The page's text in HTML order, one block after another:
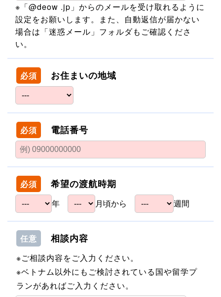
※「@deow .jp」からのメールを受け取れるように
設定をお願いします。また、自動返信が届かない
場合は「迷惑メール」フォルダもご確認くださ
い。
必須 お住まいの地域
必須 電話番号
必須 希望の渡航時期
年 月頃から 週間
任意 相談内容
※ご相談内容をご入力ください。
※ベトナム以外にもご検討されている国や留学プ
ランがあればご入力ください。